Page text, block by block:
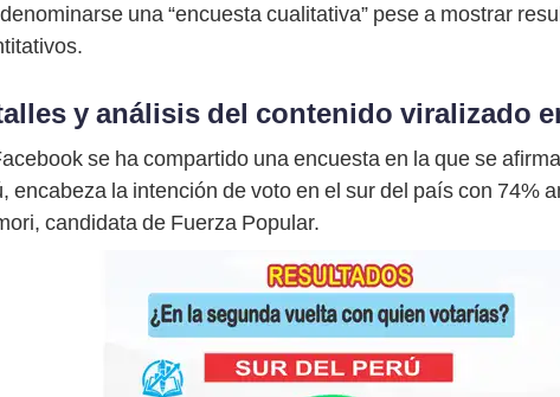
una “encuesta cualitativa” pese a mostrar
y análisis del contenido viralizado
se ha compartido una encuesta en la que se
encabeza la intención de voto en el sur del país con 74%
candidata de Fuerza Popular.